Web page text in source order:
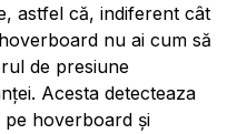
astfel că, indiferent cât
nu ai cum să
de presiune
Acesta detecteaza
hoverboard și